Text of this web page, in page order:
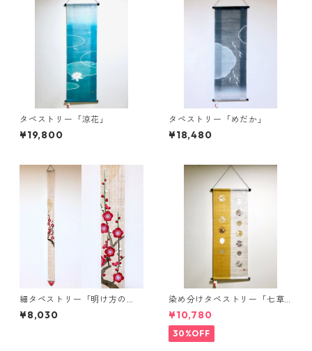
タペストリー「涼花」
¥19,800
タペストリー「めだか」
¥18,480
細タペストリー「明け方の
梅」
¥8,030
染め分けタペストリー「七草
月うさぎ」
¥10,780
30%OFF